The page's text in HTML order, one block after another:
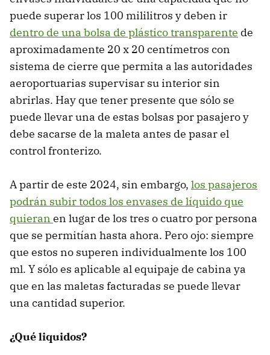
puede superar los 100 mililitros y deben ir
dentro de una bolsa de plástico transparente de
aproximadamente 20 x 20 centímetros con
sistema de cierre que permita a las autoridades
aeroportuarias supervisar su interior sin
abrirlas. Hay que tener presente que sólo se
puede llevar una de estas bolsas por pasajero y
debe sacarse de la maleta antes de pasar el
control fronterizo.
A partir de este 2024, sin embargo, los pasajeros
podrán subir todos los envases de líquido que
quieran en lugar de los tres o cuatro por persona
que se permitían hasta ahora. Pero ojo: siempre
que estos no superen individualmente los 100
ml. Y sólo es aplicable al equipaje de cabina ya
que en las maletas facturadas se puede llevar
una cantidad superior.
¿Qué liquidos?